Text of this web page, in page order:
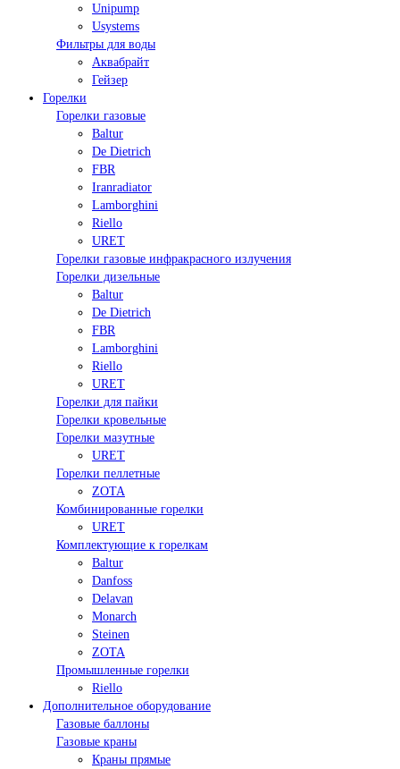
Unipump
Usystems
Фильтры для воды
Аквабрайт
Гейзер
Горелки
Горелки газовые
Baltur
De Dietrich
FBR
Iranradiator
Lamborghini
Riello
URET
Горелки газовые инфракрасного излучения
Горелки дизельные
Baltur
De Dietrich
FBR
Lamborghini
Riello
URET
Горелки для пайки
Горелки кровельные
Горелки мазутные
URET
Горелки пеллетные
ZOTA
Комбинированные горелки
URET
Комплектующие к горелкам
Baltur
Danfoss
Delavan
Monarch
Steinen
ZOTA
Промышленные горелки
Riello
Дополнительное оборудование
Газовые баллоны
Газовые краны
Краны прямые